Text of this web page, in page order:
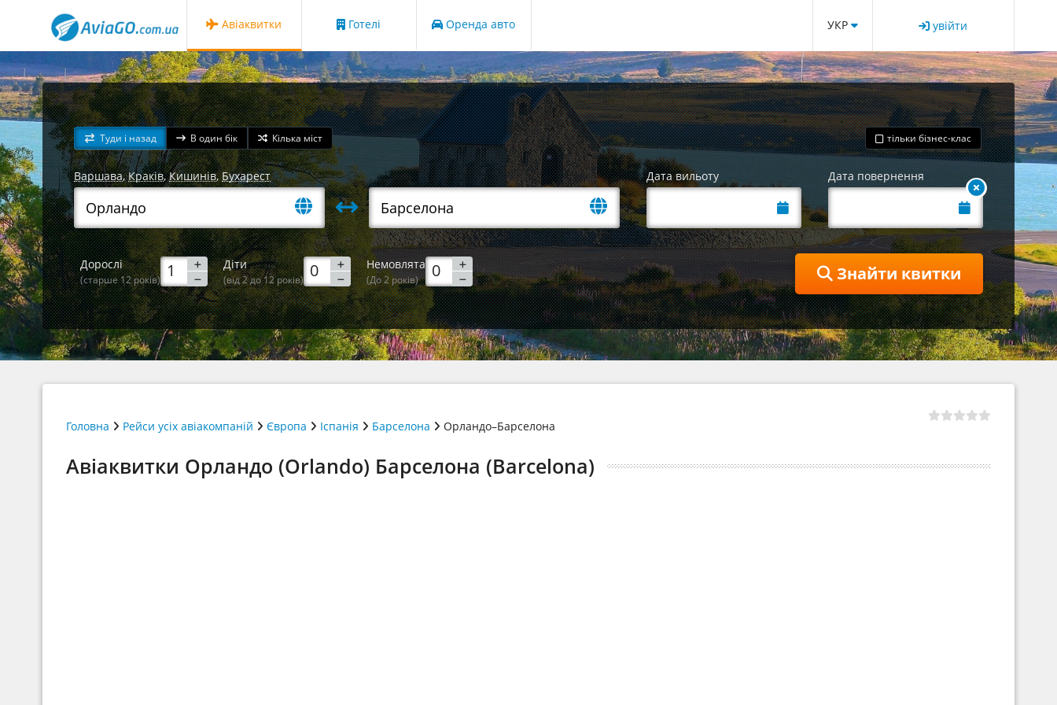
Авіаквитки Готелі Оренда авто УКР увійти
Туди і назад В один бік Кілька міст тільки бізнес-клас
Варшава,Краків,Кишинів,Бухарест Дата вильоту Дата повернення
Дорослі
(старше 12 років)
Діти
(від 2 до 12 років)
Немовлята
(До 2 років) Знайти квитки
Головна Рейси усіх авіакомпаній Європа Іспанія Барселона Орландо–Барселона
Авіаквитки Орландо (Orlando) Барселона (Barcelona)